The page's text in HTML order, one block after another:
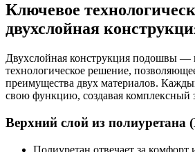
Ключевое
двухслойная
Двухслойная конструкция подошвы —
технологическое решение,
преимущества двух материалов.
свою функцию, создавая комплексный
Верхний слой из полиуретана
Полиуретан отвечает за комфорт